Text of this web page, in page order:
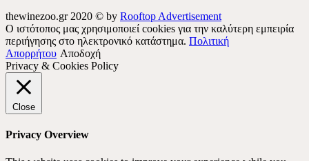
thewinezoo.gr 2020 © by Rooftop Advertisement
Ο ιστότοπος μας χρησιμοποιεί cookies για την καλύτερη εμπειρία
περιήγησης στο ηλεκτρονικό κατάστημα. Πολιτική
Απορρήτου Αποδοχή
Privacy & Cookies Policy
Close
Privacy Overview